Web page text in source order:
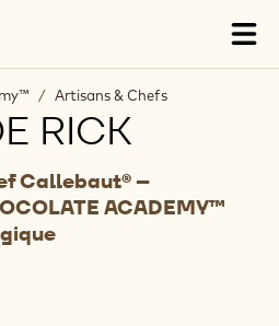
/ Artisans & Chefs
RICK
Callebaut® –
ACADEMY™